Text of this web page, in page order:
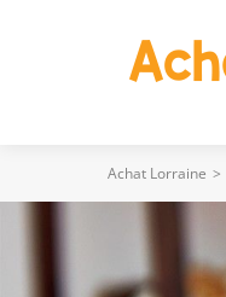
Achat Lorraine >